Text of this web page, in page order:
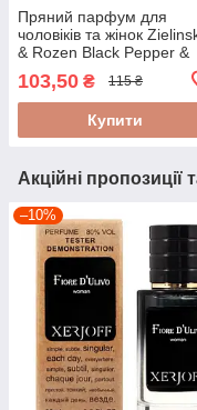
Пряний парфум для
чоловіків та жінок
& Rozen Black Pepper &
Amber, Neroli - Tester
103,50 ₴ 115 ₴
Купити
Акційні пропозиції
–10%